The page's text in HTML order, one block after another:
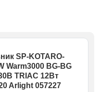
SP-KOTARO-
Warm3000 BG-BG
TRIAC 12Вт
Arlight 057227